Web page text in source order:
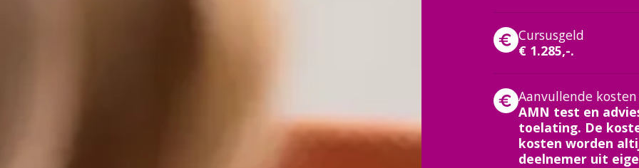
Cursusgeld
€ 1.285,-.
Aanvullende kosten
AMN test en
toelating. De
kosten worden
deelnemer uit